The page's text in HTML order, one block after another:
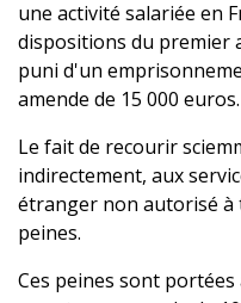
une activité salariée en
dispositions du premier
puni d'un
amende de 15 000 euros.
Le fait de recourir
indirectement, aux
étranger non autorisé à
peines.
Ces peines sont